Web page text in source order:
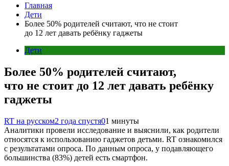
Главная
Дети
Более 50% родителей считают, что не стоит
до 12 лет давать ребёнку гаджеты
Дети
Более 50% родителей считают,
что не стоит до 12 лет давать ребёнку
гаджеты
RT на русском2 года спустя01 минуты
Аналитики провели исследование и выяснили, как родители
относятся к использованию гаджетов детьми. RT ознакомился
с результатами опроса. По данным опроса, у подавляющего
большинства (83%) детей есть смартфон.